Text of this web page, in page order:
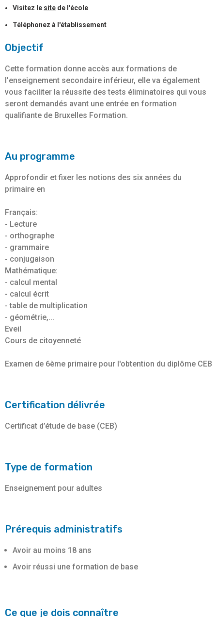
Objectif
Cette formation donne accès aux formations de
l'enseignement secondaire inférieur, elle va également
vous faciliter la réussite des tests éliminatoires qui vous
seront demandés avant une entrée en formation
qualifiante de Bruxelles Formation.
Au programme
Approfondir et fixer les notions des six années du
primaire en
Français:
- Lecture
- orthographe
- grammaire
- conjugaison
Mathématique:
- calcul mental
- calcul écrit
- table de multiplication
- géométrie,...
Eveil
Cours de citoyenneté
Examen de 6ème primaire pour l'obtention du diplôme CEB
Certification délivrée
Certificat d’étude de base (CEB)
Type de formation
Enseignement pour adultes
Prérequis administratifs
Avoir au moins 18 ans
Avoir réussi une formation de base
Ce que je dois connaître
Visitez le site de l'école
Téléphonez à l'établissement